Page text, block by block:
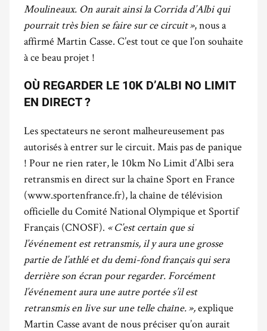
Moulineaux. On aurait ainsi la Corrida d’Albi qui
pourrait très bien se faire sur ce circuit », nous a
affirmé Martin Casse. C’est tout ce que l’on souhaite
à ce beau projet !
OÙ REGARDER LE 10K D’ALBI NO LIMIT
EN DIRECT ?
Les spectateurs ne seront malheureusement pas
autorisés à entrer sur le circuit. Mais pas de panique
! Pour ne rien rater, le 10km No Limit d’Albi sera
retransmis en direct sur la chaîne Sport en France
(www.sportenfrance.fr), la chaîne de télévision
officielle du Comité National Olympique et Sportif
Français (CNOSF). « C’est certain que si
l’événement est retransmis, il y aura une grosse
partie de l’athlé et du demi-fond français qui sera
derrière son écran pour regarder. Forcément
l’événement aura une autre portée s’il est
retransmis en live sur une telle chaîne. »,explique
Martin Casse avant de nous préciser qu’on aurait